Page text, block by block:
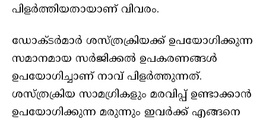
പിളർത്തിയതായാണ് വിവരം.
ഡോക്ടർമാർ ശസ്ത്രക്രിയക്ക് ഉപയോഗിക്കുന്ന
സമാനമായ സർജിക്കൽ ഉപകരണങ്ങൾ
ഉപയോഗിച്ചാണ് നാവ് പിളർത്തുന്നത്.
ശസ്ത്രക്രിയ സാമഗ്രികളും മരവിപ്പ് ഉണ്ടാക്കാൻ
ഉപയോഗിക്കുന്ന മരുന്നും ഇവർക്ക് എങ്ങനെ